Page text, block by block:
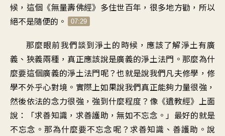
候，這個《無量壽佛經》多住世百年，很多地方勸，所以
絕不是隨便的。
07:29
那麼眼前我們談到淨土的時候，應該了解淨土有廣
義、狹義兩種，真正應該說是廣義的淨土法門。那麼為什
麼要這個廣義的淨土法門呢？也就是說我們凡夫修學，修
學不外乎心對境。實際上如果說我們真正能夠力量很強，
然後依法的念力很強，強到什麼程度？像《遺教經》上面
說：「求善知識，求善護助，無如不忘念。」最好的就是
不忘念。那為什麼要不忘念呢？求善知識、善護助。說